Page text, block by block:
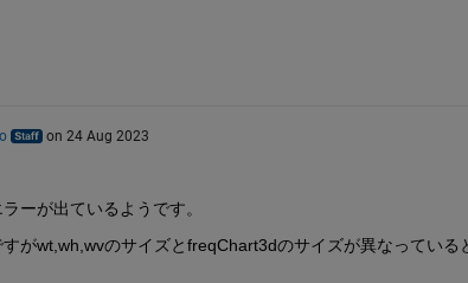
on 24 Aug 2023
ーが出ているようです。
がwt,wh,wvのサイズとfreqChart3dのサイズが異なってい